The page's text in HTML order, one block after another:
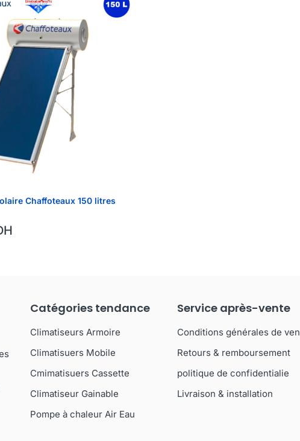
Chaffoteaux 150 litres
Catégories tendance
Climatiseurs Armoire
Climatisuers Mobile
Cmimatisuers Cassette
Climatiseur Gainable
Pompe à chaleur Air Eau
Service après-vente
Conditions générales de
Retours & remboursement
politique de confidentialie
Livraison & installation